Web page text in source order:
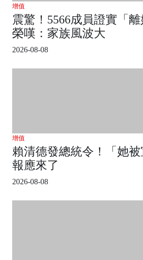
增值
震驚！5566成員證實「
榮嘆：家族風波大
2026-08-08
增值
賴清德發總統令！「她被
報應來了
2026-08-08